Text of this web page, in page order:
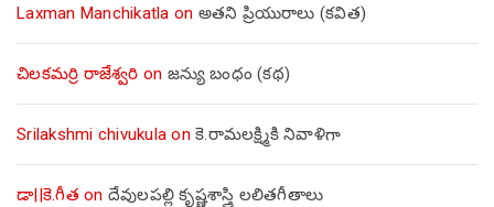
Laxman Manchikatla on అతని ప్రియురాలు (కవిత)
చిలకమర్రి రాజేశ్వరి on జన్యు బంధం (కథ)
Srilakshmi chivukula on కె.రామలక్ష్మికి నివాళిగా
డా||కె.గీత on దేవులపల్లి కృష్ణశాస్త్రి లలితగీతాలు